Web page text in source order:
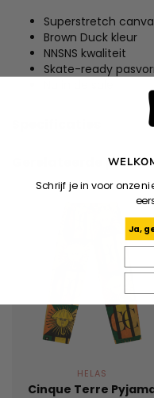
Superstretch
Brown Duck kleur
NNSNS kwaliteit
Skate-ready
Gerelateerde
HELAS
Cinque Terre
Schrijf je in voor onze
Ja,